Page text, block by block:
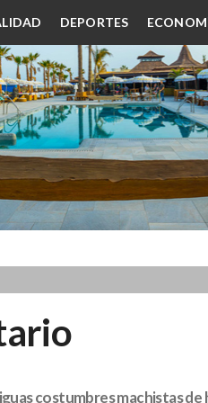
DEPORTES
costumbres machistas